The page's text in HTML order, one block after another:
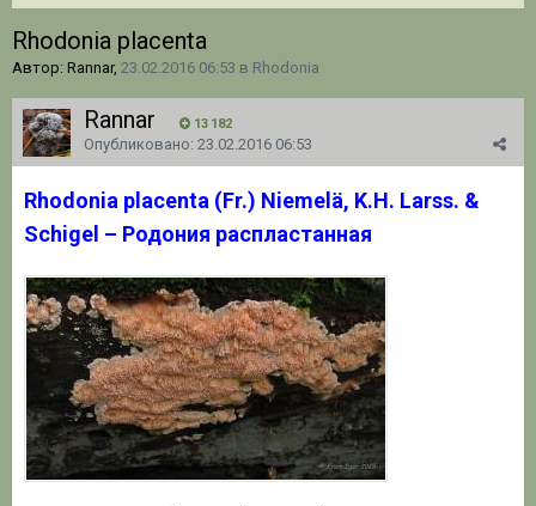
Rhodonia placenta
Автор: Rannar, 23.02.2016 06:53 в Rhodonia
Rannar 13 182
Опубликовано: 23.02.2016 06:53
Rhodonia placenta (Fr.) Niemelä, K.H. Larss. &
Schigel – Родония распластанная